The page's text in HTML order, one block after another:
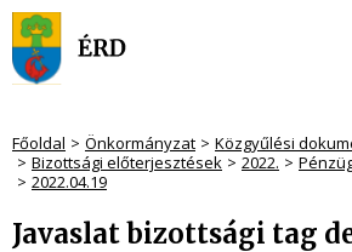
Főoldal Önkormányzat
Közgyűlési
Bizottsági előterjesztések
2022.
2022.04.19
Javaslat bizottsági tag